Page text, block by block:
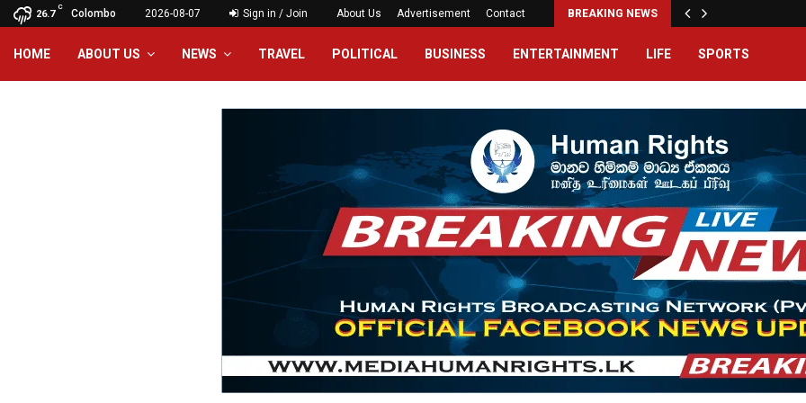
26.7
C
Colombo 2026-08-07 Sign in / Join About Us Advertisement Contact BREAKING NEWS
HOME ABOUT US NEWS TRAVEL POLITICAL BUSINESS ENTERTAINMENT LIFE SPORTS